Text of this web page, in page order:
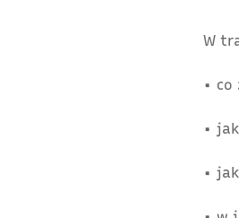
W
•
•
•